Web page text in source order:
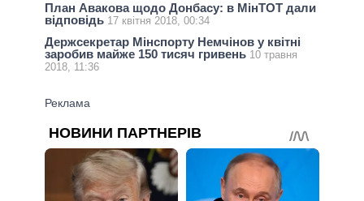
План Авакова щодо Донбасу: в МінТОТ дали
відповідь 17 квітня 2018, 00:34
Держсекретар Мінспорту Немчінов у квітні
заробив майже 150 тисяч гривень 10 травня
2018, 11:36